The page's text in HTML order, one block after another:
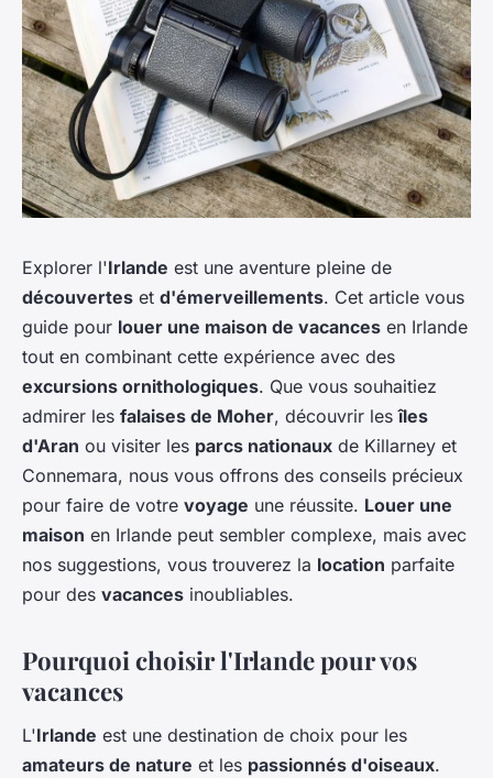
Explorer l'Irlande est une aventure pleine de
découvertes et d'émerveillements. Cet article vous
guide pour louer une maison de vacances en Irlande
tout en combinant cette expérience avec des
excursions ornithologiques. Que vous souhaitiez
admirer les falaises de Moher, découvrir lesîles
d'Aran ou visiter les parcs nationaux de Killarney et
Connemara, nous vous offrons des conseils précieux
pour faire de votre voyage une réussite. Louer une
maison en Irlande peut sembler complexe, mais avec
nos suggestions, vous trouverez la location parfaite
pour des vacances inoubliables.
Pourquoi choisir l'Irlande pour vos
vacances
L'Irlande est une destination de choix pour les
amateurs de nature et les passionnés d'oiseaux.